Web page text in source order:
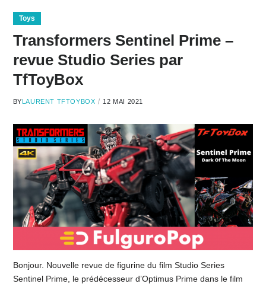
Toys
Transformers Sentinel Prime –
revue Studio Series par
TfToyBox
BYLAURENT TFTOYBOX 12 MAI 2021
Bonjour. Nouvelle revue de figurine du film Studio Series
Sentinel Prime, le prédécesseur d’Optimus Prime dans le film